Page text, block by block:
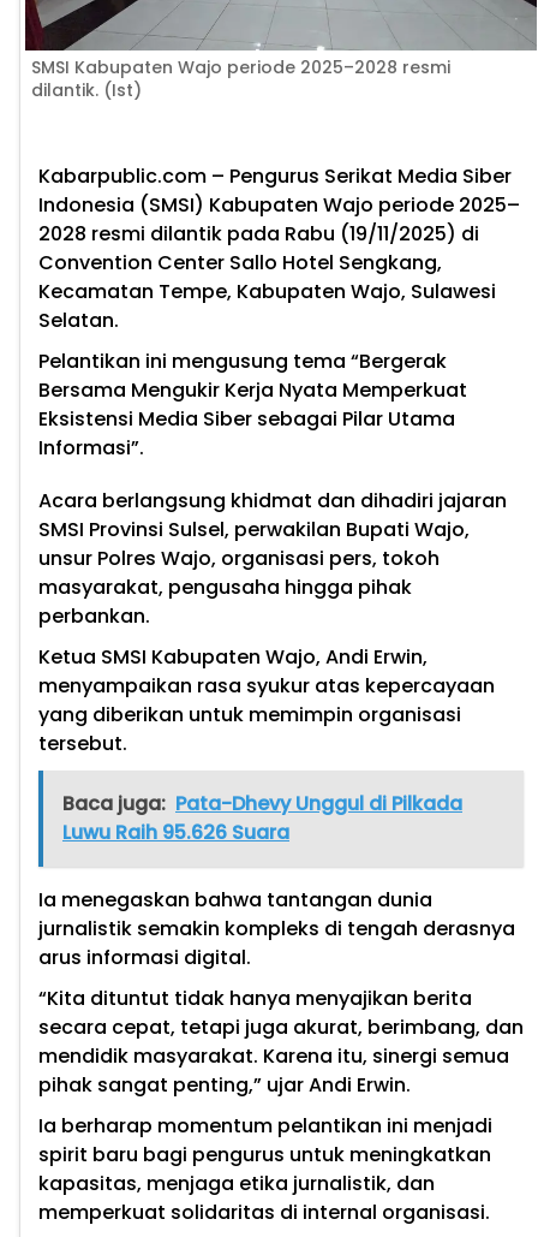
SMSI Kabupaten Wajo periode 2025–2028 resmi
dilantik. (Ist)
Kabarpublic.com – Pengurus Serikat Media Siber
Indonesia (SMSI) Kabupaten Wajo periode 2025–
2028 resmi dilantik pada Rabu (19/11/2025) di
Convention Center Sallo Hotel Sengkang,
Kecamatan Tempe, Kabupaten Wajo, Sulawesi
Selatan.
Pelantikan ini mengusung tema “Bergerak
Bersama Mengukir Kerja Nyata Memperkuat
Eksistensi Media Siber sebagai Pilar Utama
Informasi”.
Acara berlangsung khidmat dan dihadiri jajaran
SMSI Provinsi Sulsel, perwakilan Bupati Wajo,
unsur Polres Wajo, organisasi pers, tokoh
masyarakat, pengusaha hingga pihak
perbankan.
Ketua SMSI Kabupaten Wajo, Andi Erwin,
menyampaikan rasa syukur atas kepercayaan
yang diberikan untuk memimpin organisasi
tersebut.
Baca juga: Pata-Dhevy Unggul di Pilkada
Luwu Raih 95.626 Suara
Ia menegaskan bahwa tantangan dunia
jurnalistik semakin kompleks di tengah derasnya
arus informasi digital.
“Kita dituntut tidak hanya menyajikan berita
secara cepat, tetapi juga akurat, berimbang, dan
mendidik masyarakat. Karena itu, sinergi semua
pihak sangat penting,” ujar Andi Erwin.
Ia berharap momentum pelantikan ini menjadi
spirit baru bagi pengurus untuk meningkatkan
kapasitas, menjaga etika jurnalistik, dan
memperkuat solidaritas di internal organisasi.